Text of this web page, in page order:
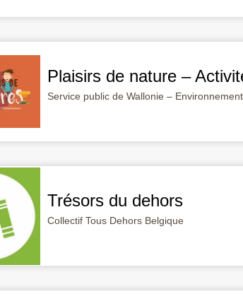
Plaisirs de nature –
Service public de Wallonie – Environnement
Trésors du dehors
Collectif Tous Dehors Belgique